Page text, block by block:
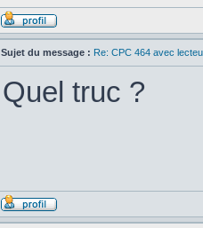
Sujet du message : Re: CPC 464 avec
Quel truc ?